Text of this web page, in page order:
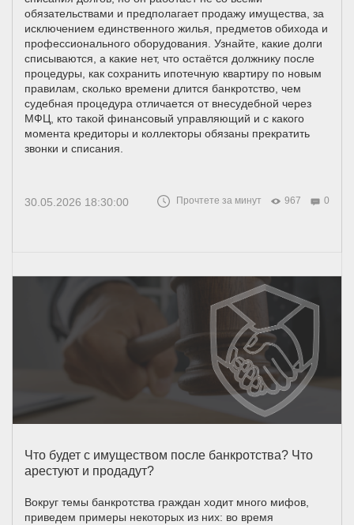
обязательствами и предполагает продажу имущества, за
исключением единственного жилья, предметов обихода и
профессионального оборудования. Узнайте, какие долги
списываются, а какие нет, что остаётся должнику после
процедуры, как сохранить ипотечную квартиру по новым
правилам, сколько времени длится банкротство, чем
судебная процедура отличается от внесудебной через
МФЦ, кто такой финансовый управляющий и с какого
момента кредиторы и коллекторы обязаны прекратить
звонки и списания.
30.05.2026 18:30:00 Прочтете за минут 967 0
Что будет с имуществом после банкротства? Что
арестуют и продадут?
Вокруг темы банкротства граждан ходит много мифов,
приведем примеры некоторых из них: во время